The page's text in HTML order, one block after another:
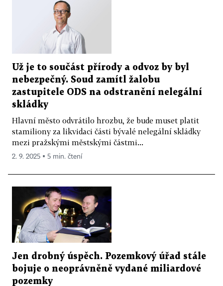
Už je to součást přírody a odvoz by byl
nebezpečný. Soud zamítl žalobu
zastupitele ODS na odstranění nelegální
skládky
Hlavní město odvrátilo hrozbu, že bude muset platit
stamiliony za likvidaci části bývalé nelegální skládky
mezi pražskými městskými částmi...
2. 9. 2025 ▪ 5 min. čtení
Jen drobný úspěch. Pozemkový úřad stále
bojuje o neoprávněně vydané miliardové
pozemky